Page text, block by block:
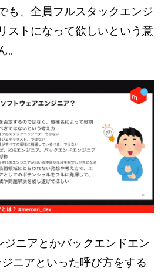
も、全員フルスタックエンジ
ストになって欲しいという意
。
ジニアとかバックエンドエン
ニアといった呼び方をする